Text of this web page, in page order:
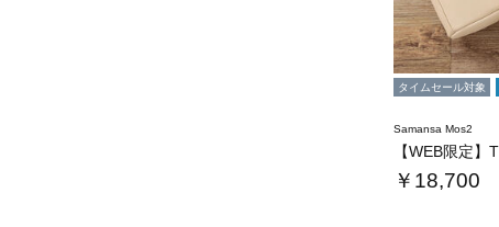
タイムセール対象
Samansa Mos2
￥18,700